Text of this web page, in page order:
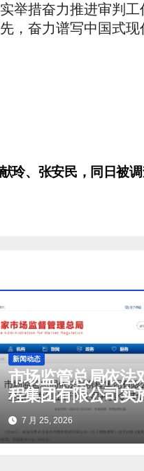
举措奋力推进审判工
，奋力谱写中国式现
玲、张安民，同日被
新闻动态
市场监管总局依法
程集团有限公司实
断行为作出行政处
责令其全面整改
7 月 25, 2026